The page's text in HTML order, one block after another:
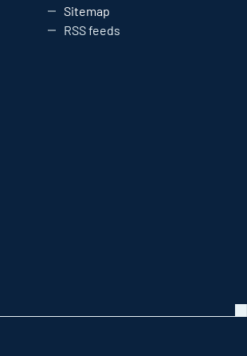
Sitemap
RSS feeds